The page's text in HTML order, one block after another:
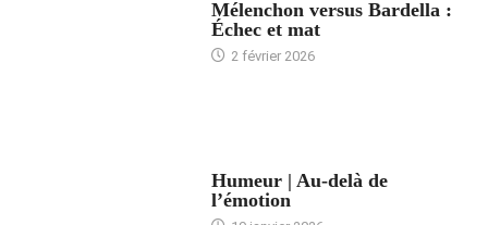
Mélenchon versus Bardella :
Échec et mat
2 février 2026
Humeur | Au-delà de
l’émotion